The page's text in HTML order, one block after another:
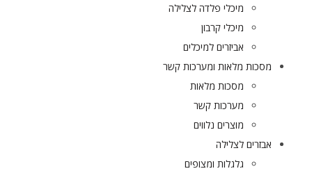
מיכלי פלדה לצלילה
מיכלי קרבון
אביזרים למיכלים
מסכות מלאות ומערכות קשר
מסכות מלאות
מערכות קשר
מוצרים נלווים
אבזרים לצלילה
גלגלות ומצופים